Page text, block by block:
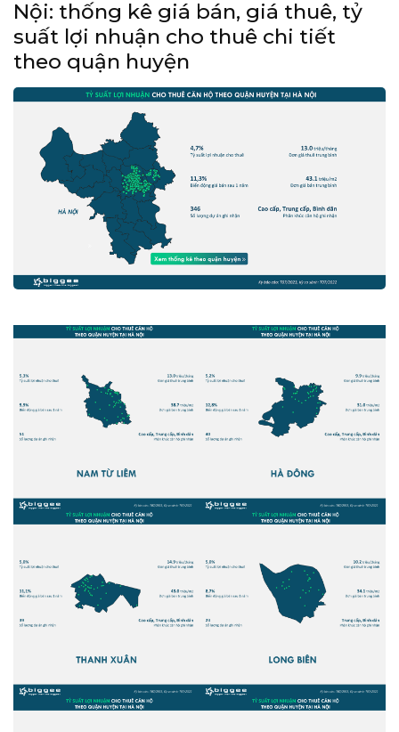
Nội: thống kê giá bán, giá thuê, tỷ
suất lợi nhuận cho thuê chi tiết
theo quận huyện